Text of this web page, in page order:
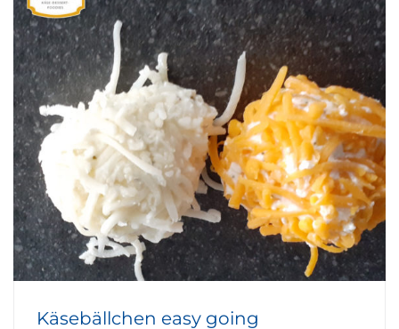
Käsebällchen easy going